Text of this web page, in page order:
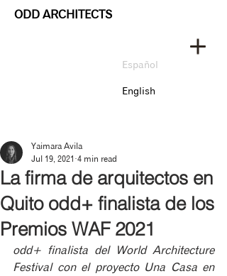
ODD ARCHITECTS
Español
English
La firma de arquitectos en
Quito odd+ finalista de los
Premios WAF 2021
Yaimara Avila
Jul 19, 2021 4 min read
odd+ finalista del World Architecture
Festival con el proyecto Una Casa en